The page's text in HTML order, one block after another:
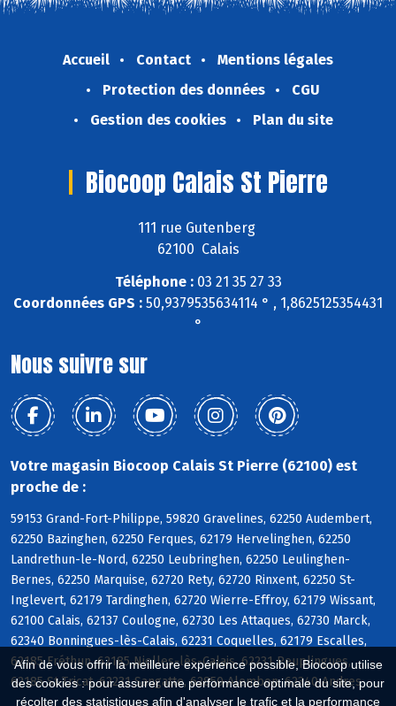
Afin de vous offrir la meilleure expérience possible, Biocoop utilise
des cookies : pour assurer une performance optimale du site, pour
récolter des statistiques afin d'analyser le trafic et la performance
Accueil Contact
Mentions légales
Protection des données
CGU
Gestion des cookies
Plan du site
Biocoop Calais St Pierre
111 rue Gutenberg
62100 Calais
Téléphone :03 21 35 27 33
Coordonnées GPS : 50,9379535634114 ° , 1,8625125354431
°
Nous suivre sur
Votre magasin Biocoop Calais St Pierre (62100) est
proche de :
59153 Grand-Fort-Philippe, 59820 Gravelines, 62250 Audembert,
62250 Bazinghen, 62250 Ferques, 62179 Hervelinghen, 62250
Landrethun-le-Nord, 62250 Leubringhen, 62250 Leulinghen-
Bernes, 62250 Marquise, 62720 Rety, 62720 Rinxent, 62250 St-
Inglevert, 62179 Tardinghen, 62720 Wierre-Effroy, 62179 Wissant,
62100 Calais, 62137 Coulogne, 62730 Les Attaques, 62730 Marck,
62340 Bonningues-lès-Calais, 62231 Coquelles, 62179 Escalles,
62185 Fréthun, 62185 Nielles-lès-Calais, 62231 Peuplingues,
62185 St-Tricat, 62231 Sangatte, 62850 Alembon, 62340 Andres